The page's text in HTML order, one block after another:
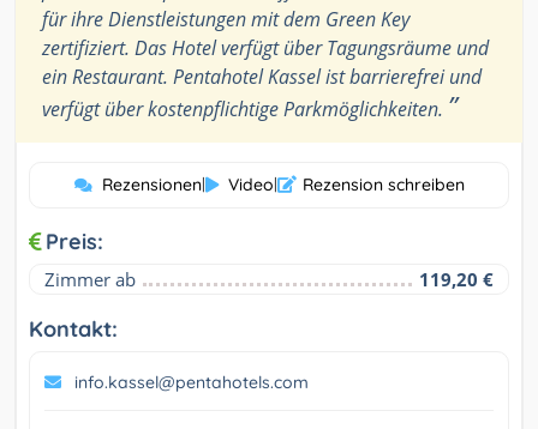
für ihre Dienstleistungen mit dem Green Key
zertifiziert. Das Hotel verfügt über Tagungsräume und
ein Restaurant. Pentahotel Kassel ist barrierefrei und
verfügt über kostenpflichtige Parkmöglichkeiten. ”
Rezensionen| Video| Rezension schreiben
Preis:
Zimmer ab 119,20 €
Kontakt:
info.kassel@pentahotels.com